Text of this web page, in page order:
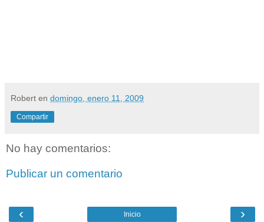
Robert en domingo, enero 11, 2009
Compartir
No hay comentarios:
Publicar un comentario
‹ ›
Inicio